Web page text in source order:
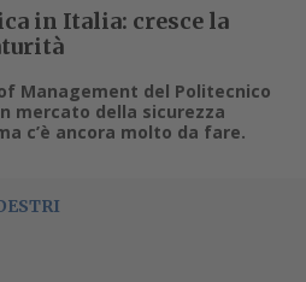
in Italia: cresce la
Management del Politecnico
mercato della sicurezza
c’è ancora molto da fare.